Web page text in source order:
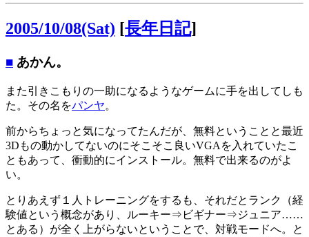
2005/10/08(Sat) [長年日記]
■ あかん。
また引きこもりの一助になるようなゲームに手を出してしも
た。その名をパンヤ。
前からちょっと気になってたんだが、無料ということと最近
3Dもの動かしてないのにそこそこ良いVGAを入れていたこ
ともあって、衝動的にインストール。無料で出来るのがよ
い。
とりあえず１人トレーニングをするも、それだとランク（経
験値という概念があり、ルーキー⇒ビギナー⇒ジュニア……
とある）が全く上がらないということで、対戦モードへ。と